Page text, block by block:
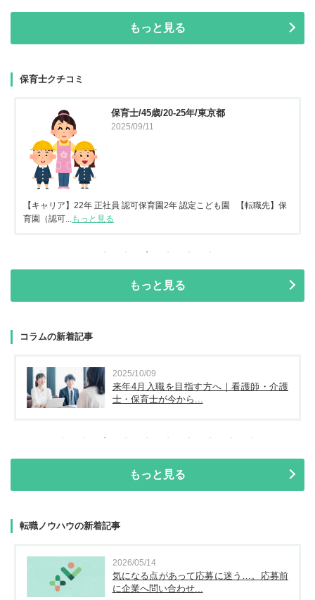
もっと見る
保育士クチコミ
保育士/45歳/20-25年/東京都
2025/09/11
【キャリア】22年 正社員 認可保育園2年 認定こども園 【転職先】保
育園（認可...もっと見る
もっと見る
コラムの新着記事
2025/10/09
来年4月入職を目指す方へ｜看護師・介護
士・保育士が今から...
もっと見る
転職ノウハウの新着記事
2026/05/14
気になる点があって応募に迷う…。応募前
に企業へ問い合わせ...